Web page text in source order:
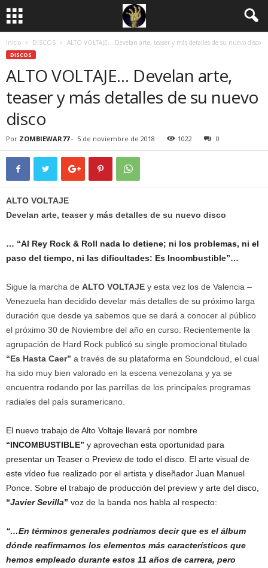
Inicio DISCOS ALTO VOLTAJE… Develan arte, teaser y más detalles de su nuevo disco
DISCOS
ALTO VOLTAJE… Develan arte,
teaser y más detalles de su nuevo
disco
Por ZOMBIEWAR77- 5 de noviembre de 2018 1022 0
ALTO VOLTAJE
Develan arte, teaser y más detalles de su nuevo disco
… “Al Rey Rock & Roll nada lo detiene; ni los problemas, ni el
paso del tiempo, ni las dificultades: Es Incombustible”…
Sigue la marcha de ALTO VOLTAJE y esta vez los de Valencia –
Venezuela han decidido develar más detalles de su próximo larga
duración que desde ya sabemos que se dará a conocer al público
el próximo 30 de Noviembre del año en curso. Recientemente la
agrupación de Hard Rock publicó su single promocional titulado
“Es Hasta Caer” a través de su plataforma en Soundcloud, el cual
ha sido muy bien valorado en la escena venezolana y ya se
encuentra rodando por las parrillas de los principales programas
radiales del país suramericano.
El nuevo trabajo de Alto Voltaje llevará por nombre
“INCOMBUSTIBLE” y aprovechan esta oportunidad para
presentar un Teaser o Preview de todo el disco. El arte visual de
este vídeo fue realizado por el artista y diseñador Juan Manuel
Ponce. Sobre el trabajo de producción del preview y arte del disco,
“Javier Sevilla” voz de la banda nos habla al respecto:
“…En términos generales podríamos decir que es el álbum
dónde reafirmarnos los elementos más característicos que
hemos empleado durante estos 11 años de carrera, pero